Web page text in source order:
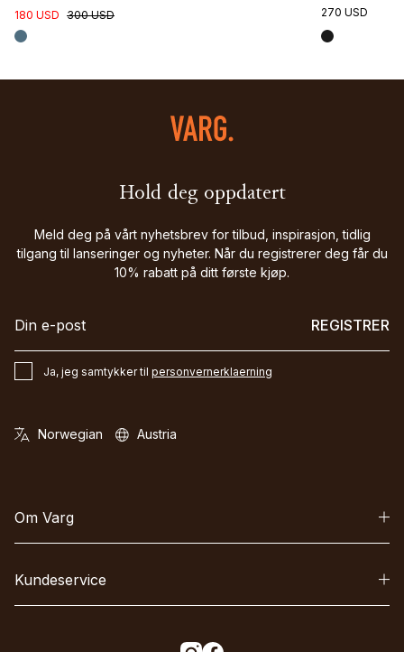
180 USD 300 USD 270 USD
Hold deg oppdatert
Meld deg på vårt nyhetsbrev for tilbud, inspirasjon, tidlig
tilgang til lanseringer og nyheter. Når du registrerer deg får du
10% rabatt på ditt første kjøp.
REGISTRER
Ja, jeg samtykker til personvernerklaerning
Om Varg
Kundeservice